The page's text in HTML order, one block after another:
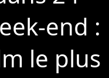
end :
le plus